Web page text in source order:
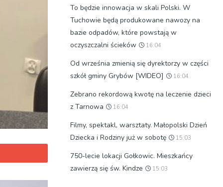
To będzie innowacja w skali Polski. W
Tuchowie będą produkowane nawozy na
bazie odpadów, które powstają w
oczyszczalni ścieków
16:04
Od września zmienią się dyrektorzy w części
szkół gminy Grybów [WIDEO]
16:04
Zebrano rekordową kwotę na leczenie dzieci
z Tarnowa
16:04
Filmy, spektakl, warsztaty. Małopolski Dzień
Dziecka i Rodziny już w sobotę
15:03
750-lecie lokacji Gołkowic. Mieszkańcy
zawierzą się św. Kindze
15:03